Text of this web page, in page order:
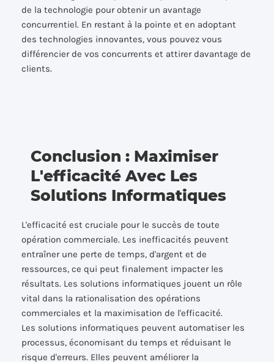
de la technologie pour obtenir un avantage
concurrentiel. En restant à la pointe et en adoptant
des technologies innovantes, vous pouvez vous
différencier de vos concurrents et attirer davantage de
clients.
Conclusion : Maximiser
L'efficacité Avec Les
Solutions Informatiques
L'efficacité est cruciale pour le succès de toute
opération commerciale. Les inefficacités peuvent
entraîner une perte de temps, d'argent et de
ressources, ce qui peut finalement impacter les
résultats. Les solutions informatiques jouent un rôle
vital dans la rationalisation des opérations
commerciales et la maximisation de l'efficacité.
Les solutions informatiques peuvent automatiser les
processus, économisant du temps et réduisant le
risque d'erreurs. Elles peuvent améliorer la